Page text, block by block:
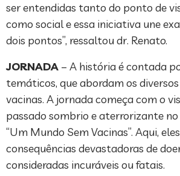
ser entendidas tanto do ponto de
como social e essa iniciativa une
dois pontos”, ressaltou dr. Renato.
JORNADA – A história é contada
temáticos, que abordam os
vacinas. A jornada começa com o
passado sombrio e aterrorizante
“Um Mundo Sem Vacinas”. Aqui,
consequências devastadoras de
consideradas incuráveis ou fatais.